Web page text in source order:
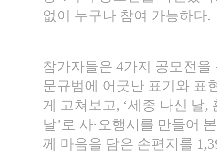
없이 누구나 참여 가능하다.
참가자들은 4가지 공모전을
문규범에 어긋난 표기와 표
게 고쳐보고, ‘세종 나신 날,
날’로 사·오행시를 만들어
께 마음을 담은 손편지를